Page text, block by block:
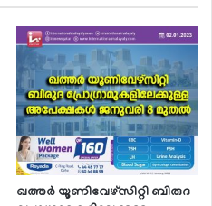
ഖത്തര്‍ യൂണിവേഴ്‌സിറ്റി ബിരുദ